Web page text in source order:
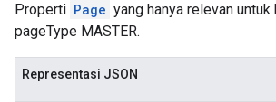
Properti Page yang hanya relevan untuk
pageType MASTER.
Representasi JSON